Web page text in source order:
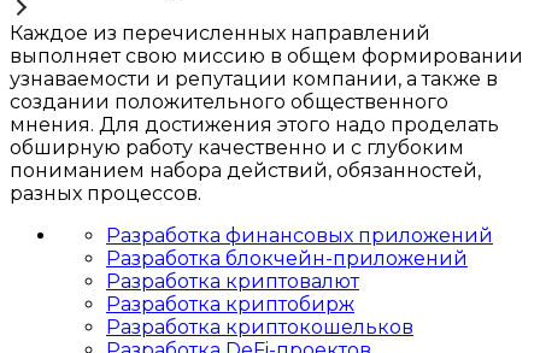
Каждое из перечисленных направлений
выполняет свою миссию в общем формировании
узнаваемости и репутации компании, а также в
создании положительного общественного
мнения. Для достижения этого надо проделать
обширную работу качественно и с глубоким
пониманием набора действий, обязанностей,
разных процессов.
Разработка финансовых приложений
Разработка блокчейн-приложений
Разработка криптовалют
Разработка криптобирж
Разработка криптокошельков